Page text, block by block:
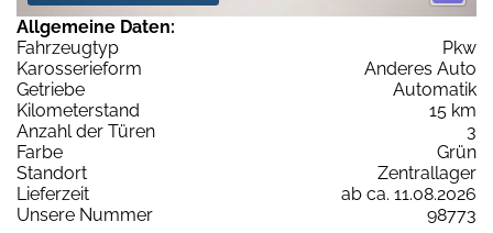
Allgemeine Daten:
Fahrzeugtyp
Pkw
Karosserieform
Anderes Auto
Getriebe
Automatik
Kilometerstand
15 km
Anzahl der Türen
3
Farbe
Grün
Standort
Zentrallager
Lieferzeit
ab ca. 11.08.2026
Unsere Nummer
98773